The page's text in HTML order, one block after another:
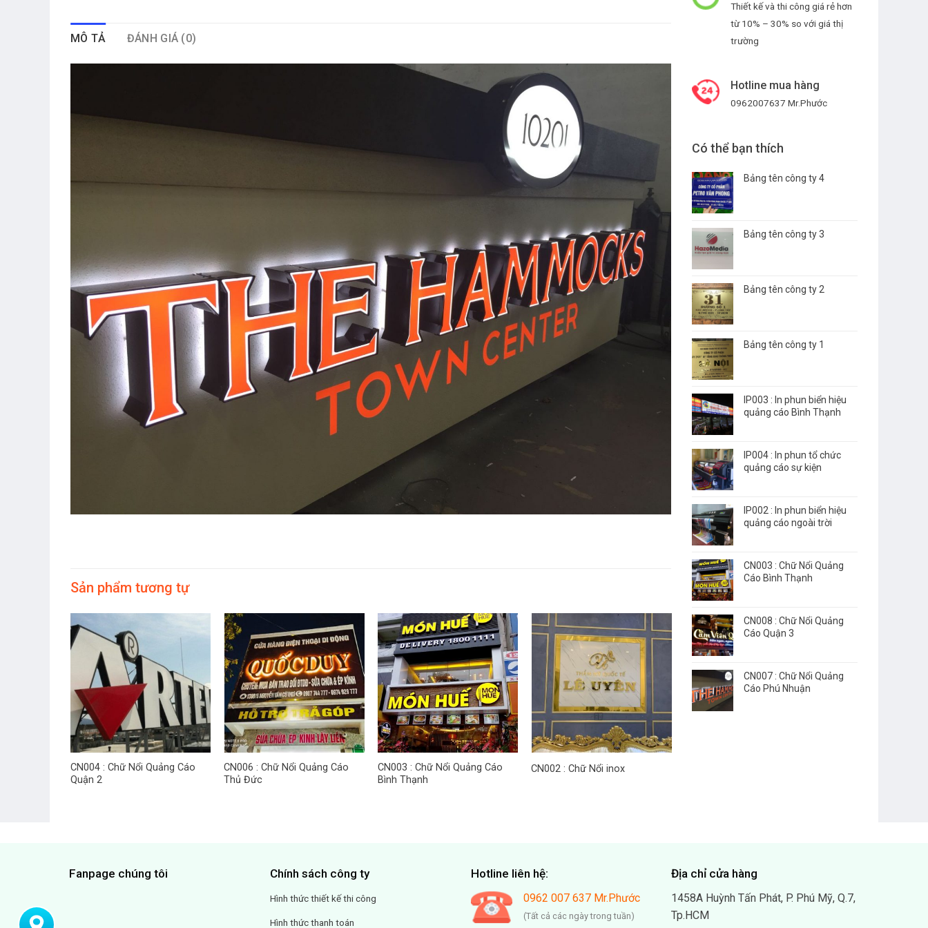
MÔ TẢ ĐÁNH GIÁ (0)
Sản phẩm tương tự
CN004 : Chữ Nổi Quảng Cáo
Quận 2
CN006 : Chữ Nổi Quảng Cáo
Thủ Đức
CN003 : Chữ Nổi Quảng Cáo
Bình Thạnh
CN002 : Chữ Nổi inox
Thiết kế và thi công giá rẻ hơn
từ 10% – 30% so với giá thị
trường
Hotline mua hàng
0962007637 Mr.Phước
Có thể bạn thích
Bảng tên công ty 4
Bảng tên công ty 3
Bảng tên công ty 2
Bảng tên công ty 1
IP003 : In phun biển hiệu
quảng cáo Bình Thạnh
IP004 : In phun tổ chức
quảng cáo sự kiện
IP002 : In phun biển hiệu
quảng cáo ngoài trời
CN003 : Chữ Nổi Quảng
Cáo Bình Thạnh
CN008 : Chữ Nổi Quảng
Cáo Quận 3
CN007 : Chữ Nổi Quảng
Cáo Phú Nhuận
Fanpage chúng tôi Chính sách công ty
Hình thức thiết kế thi công
Hình thức thanh toán
Hotline liên hệ:
0962 007 637 Mr.Phước
(Tất cả các ngày trong tuần)
Địa chỉ cửa hàng
1458A Huỳnh Tấn Phát, P. Phú Mỹ, Q.7,
Tp.HCM